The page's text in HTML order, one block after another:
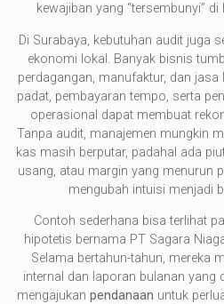
kewajiban yang “tersembunyi”
Di Surabaya, kebutuhan audit juga
ekonomi lokal. Banyak bisnis
perdagangan, manufaktur, dan
padat, pembayaran tempo, serta
operasional dapat membuat
Tanpa audit, manajemen mungkin
kas masih berputar, padahal ada
usang, atau margin yang menurun
mengubah intuisi menjadi
Contoh sederhana bisa terlihat
hipotetis bernama PT Sagara
Selama bertahun-tahun, mereka
internal dan laporan bulanan yang
mengajukan pendanaan untuk